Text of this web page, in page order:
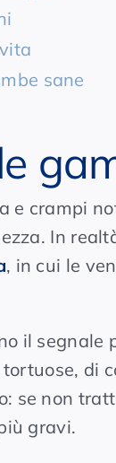
sane
e crampi
In
, in cui le
il segnale
di
se non
gravi.